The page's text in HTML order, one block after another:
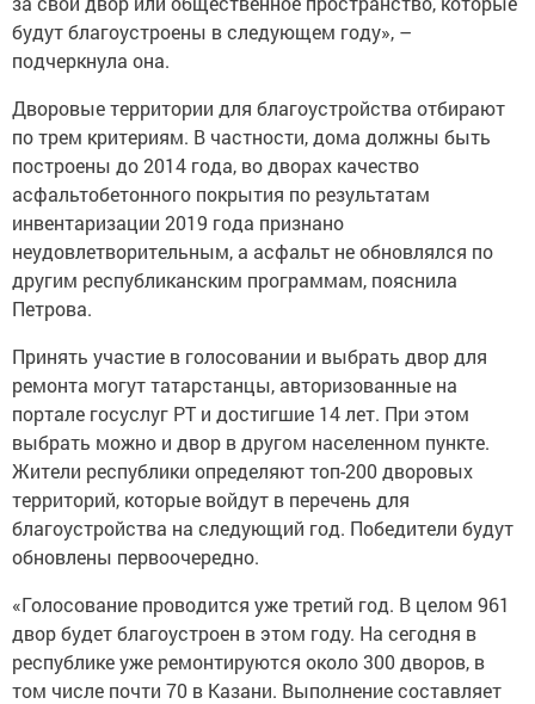
будут благоустроены в следующем году», –
подчеркнула она.
Дворовые территории для благоустройства отбирают
по трем критериям. В частности, дома должны быть
построены до 2014 года, во дворах качество
асфальтобетонного покрытия по результатам
инвентаризации 2019 года признано
неудовлетворительным, а асфальт не обновлялся по
другим республиканским программам, пояснила
Петрова.
Принять участие в голосовании и выбрать двор для
ремонта могут татарстанцы, авторизованные на
портале госуслуг РТ и достигшие 14 лет. При этом
выбрать можно и двор в другом населенном пункте.
Жители республики определяют топ-200 дворовых
территорий, которые войдут в перечень для
благоустройства на следующий год. Победители будут
обновлены первоочередно.
«Голосование проводится уже третий год. В целом 961
двор будет благоустроен в этом году. На сегодня в
республике уже ремонтируются около 300 дворов, в
том числе почти 70 в Казани. Выполнение составляет